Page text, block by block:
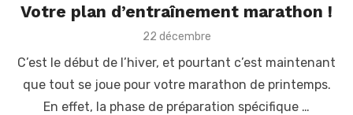
Votre plan d’entraînement marathon !
P
s
e
d
22 décembre
C’est le début de l’hiver, et pourtant c’est maintenant
que tout se joue pour votre marathon de printemps.
En effet, la phase de préparation spécifique …